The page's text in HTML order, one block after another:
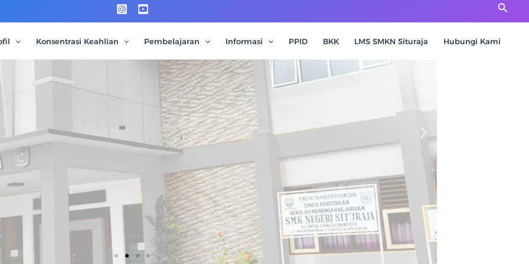
Cari
Konsentrasi Keahlian Pembelajaran Informasi PPID BKK LMS SMKN Situraja Hubungi Kami